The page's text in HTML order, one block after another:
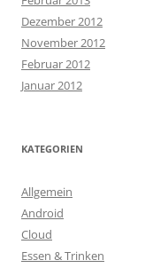
Dezember 2012
November 2012
Februar 2012
Januar 2012
KATEGORIEN
Allgemein
Android
Cloud
Essen & Trinken